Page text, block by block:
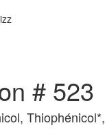
# 523
Thiophénicol*,